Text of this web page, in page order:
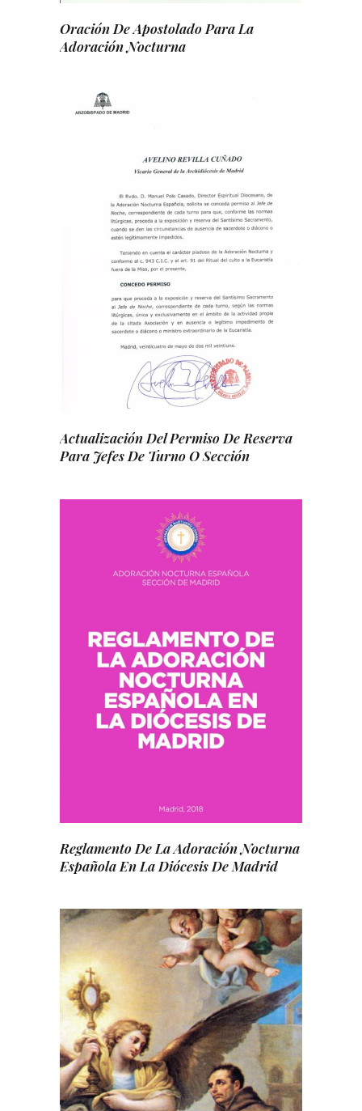
Oración De Apostolado Para La
Adoración Nocturna
Actualización Del Permiso De Reserva
Para Jefes De Turno O Sección
Reglamento De La Adoración Nocturna
Española En La Diócesis De Madrid